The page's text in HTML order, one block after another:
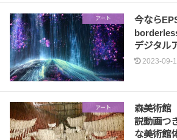
アート
今なら
デジタル
2023-09-
アート
森美術館
説動画つ
な美術館